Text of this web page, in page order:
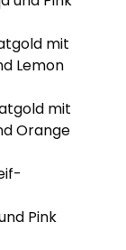
mit
Lemon
mit
Orange
Pink